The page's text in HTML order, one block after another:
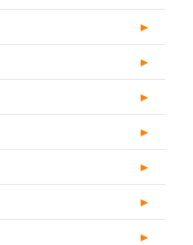
►
►
►
►
►
►
►